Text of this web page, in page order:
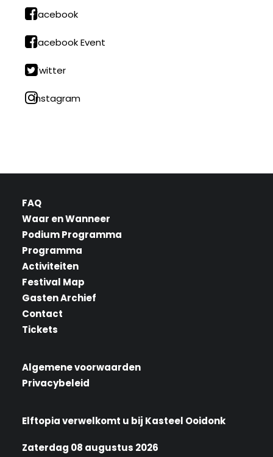
Facebook
Facebook Event
Twitter
Instagram
FAQ
Waar en Wanneer
Podium Programma
Programma
Activiteiten
Festival Map
Gasten Archief
Contact
Tickets
Algemene voorwaarden
Privacybeleid
Elftopia verwelkomt u bij Kasteel Ooidonk
Zaterdag 08 augustus 2026